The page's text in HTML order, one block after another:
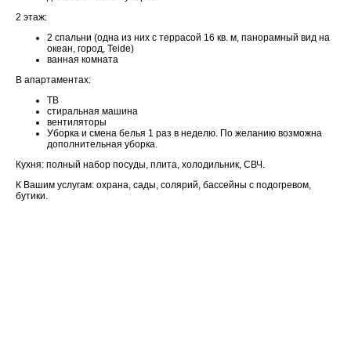
2 этаж:
2 спальни (одна из них с террасой 16 кв. м, панорамный вид на
океан, город, Teide)
ванная комната
В апартаментах:
ТВ
стиральная машина
вентиляторы
Уборка и смена белья 1 раз в неделю. По желанию возможна
дополнительная уборка.
Кухня: полный набор посуды, плита, холодильник, СВЧ.
К Вашим услугам: охрана, сады, солярий, бассейны с подогревом,
бутики.